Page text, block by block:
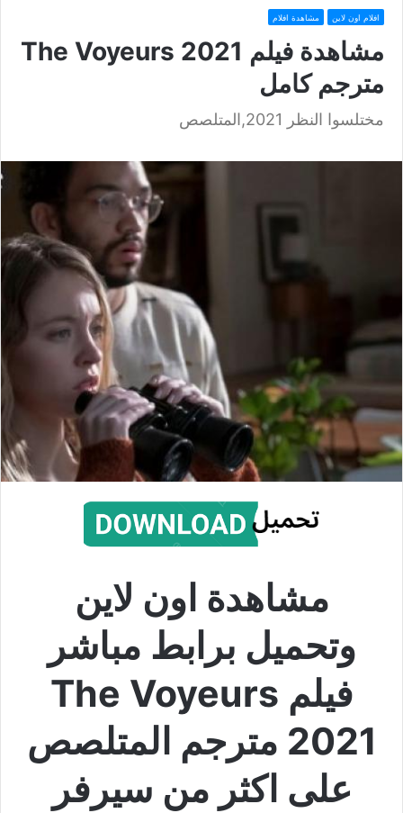
افلام اون لاين مشاهدة افلام
مشاهدة فيلم The Voyeurs 2021
مترجم كامل
مختلسوا النظر 2021,المتلصص
مشاهدة اون لاين
وتحميل برابط مباشر
فيلم The Voyeurs
2021 مترجم المتلصص
على اكثر من سيرفر